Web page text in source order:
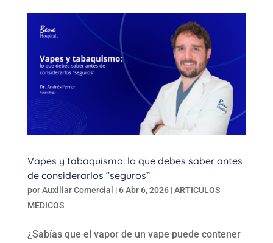
Vapes y tabaquismo: lo que debes saber antes
de considerarlos “seguros”
porAuxiliar Comercial |6 Abr 6, 2026|ARTICULOS
MEDICOS
¿Sabías que el vapor de un vape puede contener